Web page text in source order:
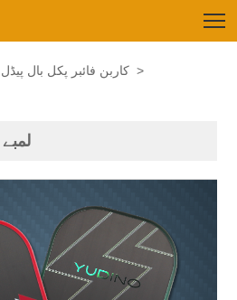
T700 کاربن فائبر پکل بال پیڈل >
لمبے